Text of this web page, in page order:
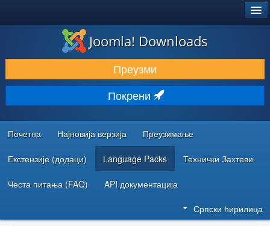
ПРЕУЗИМАЊЕ И ПРОШИРЕЊА (ЕКСТЕНЗИЈЕ)
ОТКРИЈТЕ И НАУЧИТЕ
ЗАЈЕДНИЦА И ПОДРШКА
РЕСУРСИ ЗА РАЗВОЈ
Joomla! Downloads
Преузми
Покрени
Почетна Најновија верзија Преузимање
Екстензије (додаци) Language Packs Технички Захтеви
Честа питања (FAQ) API документација
Српски ћирилица